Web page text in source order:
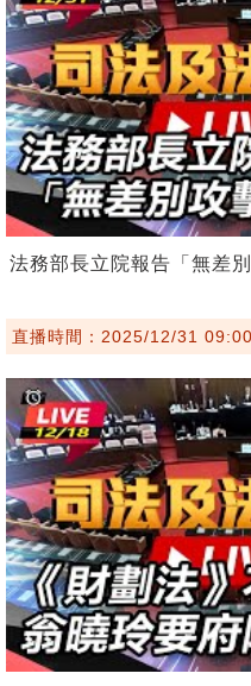
法務部長立院報告「無差
直播時間：2025/12/31 09:00